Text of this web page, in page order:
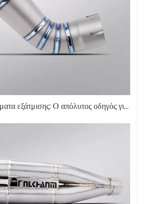
Ανοξείδωτα συστήματα εξάτμισης: Ο απόλυτος οδηγός για απόδοση και αντοχή